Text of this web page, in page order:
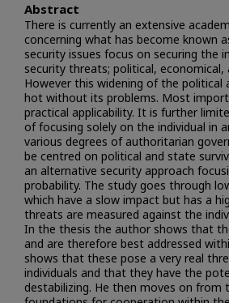
Abstract
There is currently an extensive
concerning what has become known
security issues focus on securing the
security threats; political, economical,
However this widening of the political
hot without its problems. Most
practical applicability. It is further
of focusing solely on the individual in
various degrees of authoritarian
be centred on political and state
an alternative security approach
probability. The study goes through
which have a slow impact but has a
threats are measured against the
In the thesis the author shows that
and are therefore best addressed
shows that these pose a very real
individuals and that they have the
destabilizing. He then moves on from